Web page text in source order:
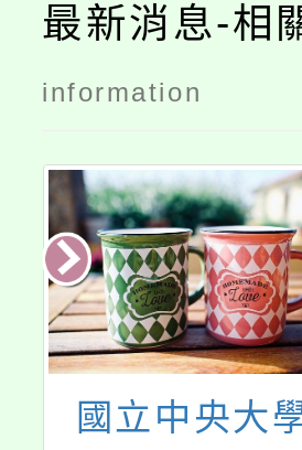
最新消息-相
information
115年提升國